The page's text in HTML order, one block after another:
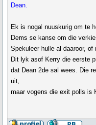
Dean.
Ek is nogal nuuskurig om te
Dems se kanse om die
Spekuleer hulle al daaroor, of
Dit lyk asof Kerry die eerste
dat Dean 2de sal wees. Die
uit,
maar vogens die exit polls is